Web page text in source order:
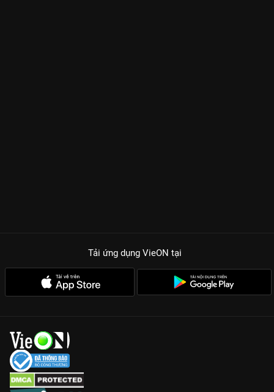
Tải ứng dụng VieON tại